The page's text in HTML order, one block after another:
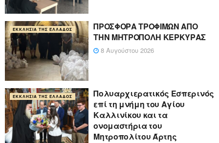
ΕΚΚΛΗΣΊΑ ΤΗΣ ΕΛΛΆΔΟΣ
ΠΡΟΣΦΟΡΑ ΤΡΟΦΙΜΩΝ ΑΠΟ
ΤΗΝ ΜΗΤΡΟΠΟΛΗ ΚΕΡΚΥΡΑΣ
8 Αυγούστου 2026
ΕΚΚΛΗΣΊΑ ΤΗΣ ΕΛΛΆΔΟΣ
Πολυαρχιερατικός Εσπερινός
επί τη μνήμη του Αγίου
Καλλινίκου και τα
ονομαστήρια του
Μητροπολίτου Άρτης